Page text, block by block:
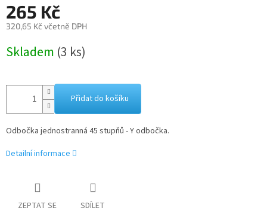
265 Kč
320,65 Kč včetně DPH
cena:
Skladem (3 ks)
Přidat do košíku
Odbočka jednostranná 45 stupňů - Y odbočka.
Detailní informace
ZEPTAT SE SDÍLET